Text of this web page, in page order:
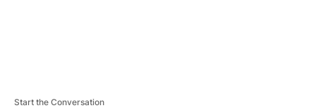
Start the Conversation